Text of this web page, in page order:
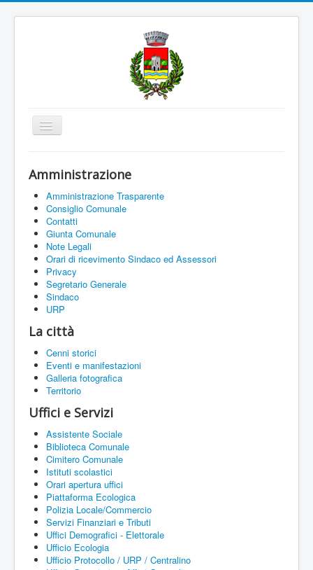
Cambia
navigazione
Amministrazione
Uffici e Servizi
La città
Associazioni
Documenti On Line
Informazioni
Amministrazione
Amministrazione Trasparente
Consiglio Comunale
Contatti
Giunta Comunale
Note Legali
Orari di ricevimento Sindaco ed Assessori
Privacy
Segretario Generale
Sindaco
URP
La città
Cenni storici
Eventi e manifestazioni
Galleria fotografica
Territorio
Uffici e Servizi
Assistente Sociale
Biblioteca Comunale
Cimitero Comunale
Istituti scolastici
Orari apertura uffici
Piattaforma Ecologica
Polizia Locale/Commercio
Servizi Finanziari e Tributi
Uffici Demografici - Elettorale
Ufficio Ecologia
Ufficio Protocollo / URP / Centralino